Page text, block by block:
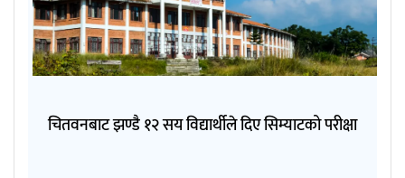
चितवनबाट झण्डै १२ सय विद्यार्थीले दिए सिम्याटको परीक्षा